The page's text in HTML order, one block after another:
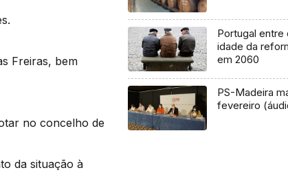
Freiras, bem
no concelho de
da situação à
Portugal entre
idade da
em 2060
PS-Madeira
fevereiro